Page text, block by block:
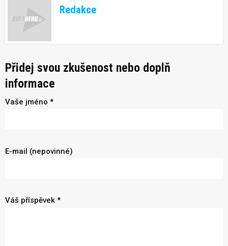
Redakce
Přidej svou zkušenost nebo doplň
informace
Vaše jméno *
E-mail (nepovinné)
Váš příspěvek *